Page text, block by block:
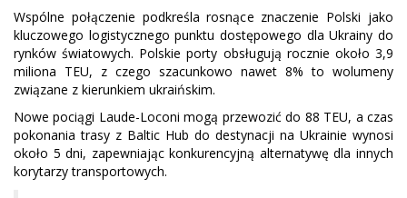
Wspólne połączenie podkreśla rosnące znaczenie Polski jako
kluczowego logistycznego punktu dostępowego dla Ukrainy do
rynków światowych. Polskie porty obsługują rocznie około 3,9
miliona TEU, z czego szacunkowo nawet 8% to wolumeny
związane z kierunkiem ukraińskim.
Nowe pociągi Laude-Loconi mogą przewozić do 88 TEU, a czas
pokonania trasy z Baltic Hub do destynacji na Ukrainie wynosi
około 5 dni, zapewniając konkurencyjną alternatywę dla innych
korytarzy transportowych.